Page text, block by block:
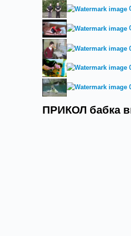
ПРИКОЛ бабка